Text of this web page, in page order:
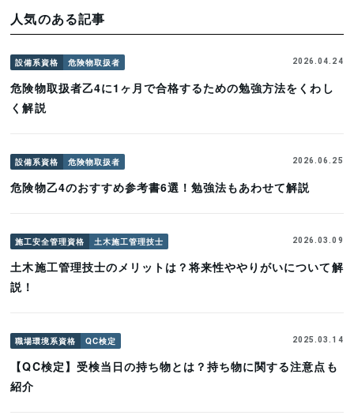
人気のある記事
設備系資格 危険物取扱者 2026.04.24
危険物取扱者乙4に1ヶ月で合格するための勉強方法をくわし
く解説
設備系資格 危険物取扱者 2026.06.25
危険物乙4のおすすめ参考書6選！勉強法もあわせて解説
施工安全管理資格 土木施工管理技士 2026.03.09
土木施工管理技士のメリットは？将来性ややりがいについて解
説！
職場環境系資格 QC検定 2025.03.14
【QC検定】受検当日の持ち物とは？持ち物に関する注意点も
紹介